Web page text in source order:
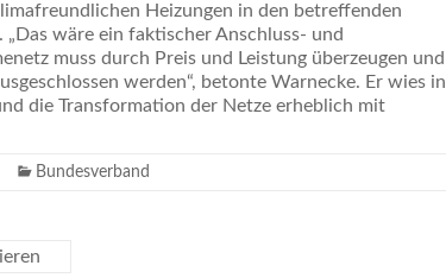
Heizungen in den betreffenden
wäre ein faktischer Anschluss- und
muss durch Preis und Leistung überzeugen und
werden“, betonte Warnecke. Er wies in
die Transformation der Netze erheblich mit
Bundesverband